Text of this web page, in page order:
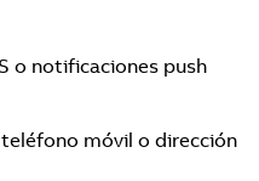
o notificaciones push
móvil o dirección